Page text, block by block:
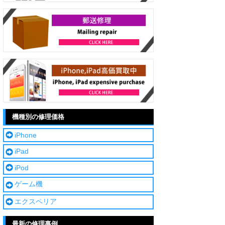
機種別の修理価格
iPhone
iPad
iPod
ゲーム機
エクスペリア